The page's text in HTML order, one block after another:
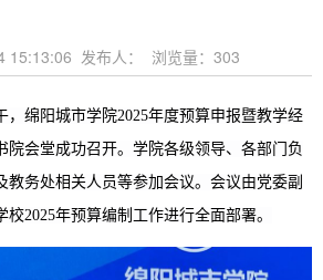
15:13:06 发布人： 浏览量： 303
，绵阳城市学院2025年度预算申报暨教学经
院会堂成功召开。学院各级领导、各部门负
教务处相关人员等参加会议。会议由党委副
2025年预算编制工作进行全面部署。